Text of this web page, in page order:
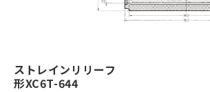
ストレインリリーフ
形XC6T-644